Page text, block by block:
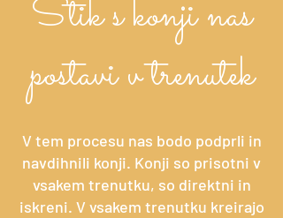
Stik s konji nas
postavi v trenutek
V tem procesu nas bodo podprli in
navdihnili konji. Konji so prisotni v
vsakem trenutku, so direktni in
iskreni. V vsakem trenutku kreirajo